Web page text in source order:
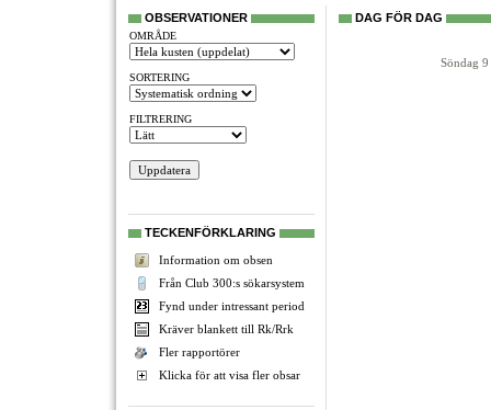
OBSERVATIONER
OMRÅDE
SORTERING
FILTRERING
TECKENFÖRKLARING
Information om obsen
Från Club 300:s sökarsystem
Fynd under intressant period
Kräver blankett till Rk/Rrk
Fler rapportörer
Klicka för att visa fler obsar
DAG FÖR DAG
Söndag